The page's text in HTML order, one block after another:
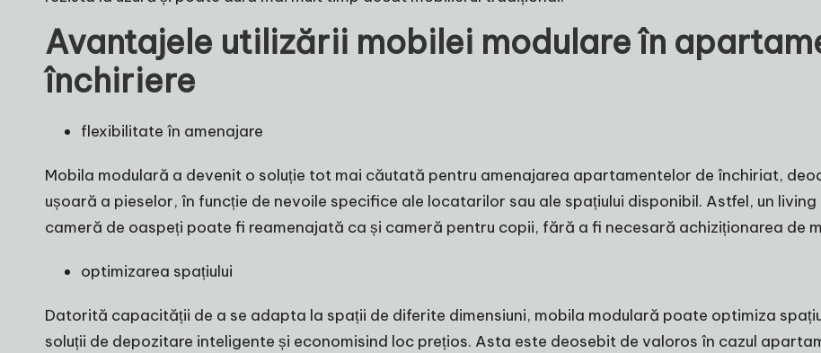
Avantajele utilizării mobilei modulare în
închiriere
flexibilitate în amenajare
Mobila modulară a devenit o soluție tot mai căutată pentru amenajarea apartamentelor de închiriat,
ușoară a pieselor, în funcție de nevoile specifice ale locatarilor sau ale spațiului disponibil. Astfel, un
cameră de oaspeți poate fi reamenajată ca și cameră pentru copii, fără a fi necesară achiziționarea de
optimizarea spațiului
Datorită capacității de a se adapta la spații de diferite dimensiuni, mobila modulară poate optimiza
soluții de depozitare inteligente și economisind loc prețios. Asta este deosebit de valoros în cazul